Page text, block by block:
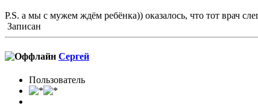
P.S. а мы с мужем ждём ребёнка)) оказалось, что тот врач
Записан
Сергей
Пользователь